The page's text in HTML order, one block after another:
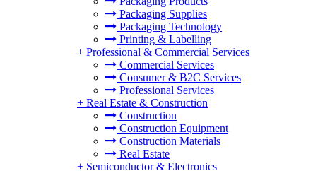
Packaging Supplies
Packaging Technology
Printing & Labelling
+ Professional & Commercial Services
Commercial Services
Consumer & B2C Services
Professional Services
+ Real Estate & Construction
Construction
Construction Equipment
Construction Materials
Real Estate
+ Semiconductor & Electronics